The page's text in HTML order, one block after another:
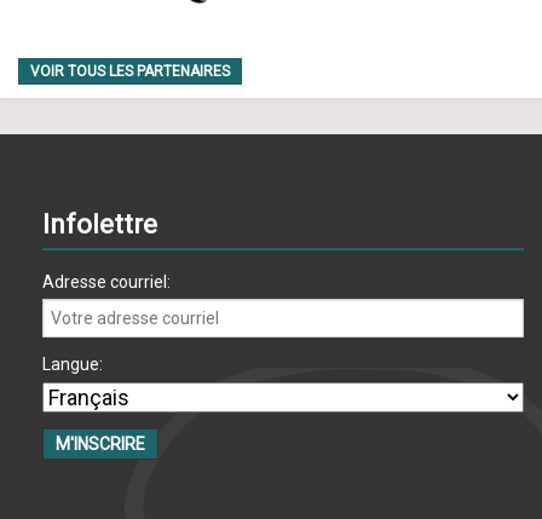
VOIR TOUS LES PARTENAIRES
Infolettre
Adresse courriel:
Langue: